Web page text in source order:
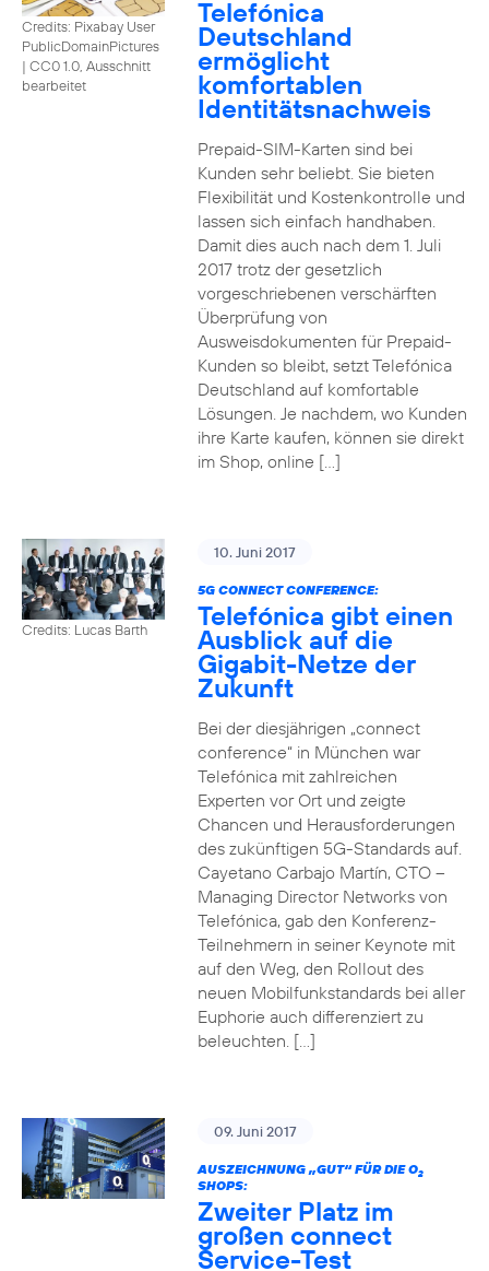
Credits: Pixabay User
PublicDomainPictures
| CC0 1.0, Ausschnitt
bearbeitet
Telefónica
Deutschland
ermöglicht
komfortablen
Identitätsnachweis
Prepaid-SIM-Karten sind bei
Kunden sehr beliebt. Sie bieten
Flexibilität und Kostenkontrolle und
lassen sich einfach handhaben.
Damit dies auch nach dem 1. Juli
2017 trotz der gesetzlich
vorgeschriebenen verschärften
Überprüfung von
Ausweisdokumenten für Prepaid-
Kunden so bleibt, setzt Telefónica
Deutschland auf komfortable
Lösungen. Je nachdem, wo Kunden
ihre Karte kaufen, können sie direkt
im Shop, online […]
Credits: Lucas Barth
10. Juni 2017
5G CONNECT CONFERENCE:
Telefónica gibt einen
Ausblick auf die
Gigabit-Netze der
Zukunft
Bei der diesjährigen „connect
conference“ in München war
Telefónica mit zahlreichen
Experten vor Ort und zeigte
Chancen und Herausforderungen
des zukünftigen 5G-Standards auf.
Cayetano Carbajo Martín, CTO –
Managing Director Networks von
Telefónica, gab den Konferenz-
Teilnehmern in seiner Keynote mit
auf den Weg, den Rollout des
neuen Mobilfunkstandards bei aller
Euphorie auch differenziert zu
beleuchten. […]
09. Juni 2017
AUSZEICHNUNG „GUT“ FÜR DIE O2
SHOPS:
Zweiter Platz im
großen connect
Service-Test